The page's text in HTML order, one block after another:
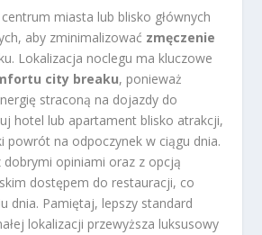
miasta lub blisko głównych
aby zminimalizować zmęczenie
Lokalizacja noclegu ma kluczowe
city breaku, ponieważ
straconą na dojazdy do
hotel lub apartament blisko atrakcji,
powrót na odpoczynek w ciągu dnia.
dobrymi opiniami oraz z opcją
dostępem do restauracji, co
dnia. Pamiętaj, lepszy standard
lokalizacji przewyższa luksusowy